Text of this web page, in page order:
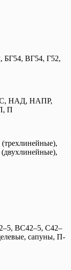
ВГ54, Г52,
НАД, НАПР,
П
ВС42–5, С42–
сапуны, П-